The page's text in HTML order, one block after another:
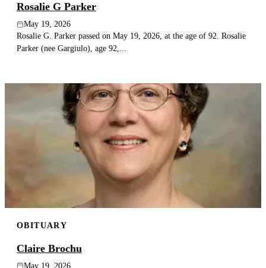
Search
Rosalie G Parker
May 19, 2026
Rosalie G. Parker passed on May 19, 2026, at the age of 92. Rosalie
Parker (nee Gargiulo), age 92,...
OBITUARY
Claire Brochu
May 19, 2026